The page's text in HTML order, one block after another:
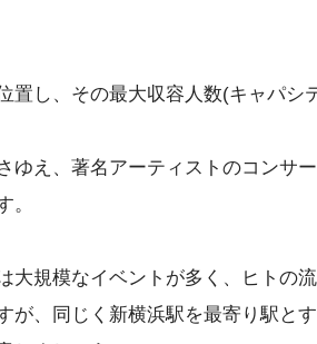
置し、その最大収容人数(キャパシ
ゆえ、著名アーティストのコンサ
。
大規模なイベントが多く、ヒトの
が、同じく新横浜駅を最寄り駅と